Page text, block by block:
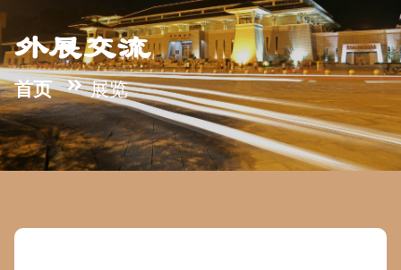
外展交流
首页 展览